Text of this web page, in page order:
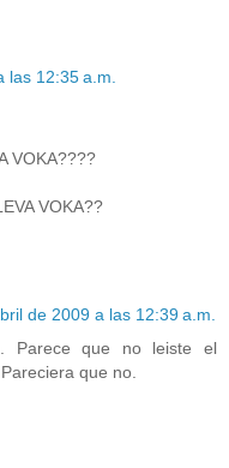
las 12:35 a.m.
VOKA????
VOKA??
de 2009 a las 12:39 a.m.
Parece que no leiste el
que no.